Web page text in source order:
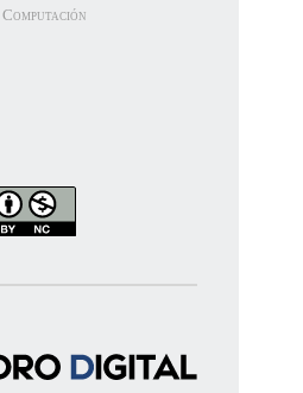
Computación